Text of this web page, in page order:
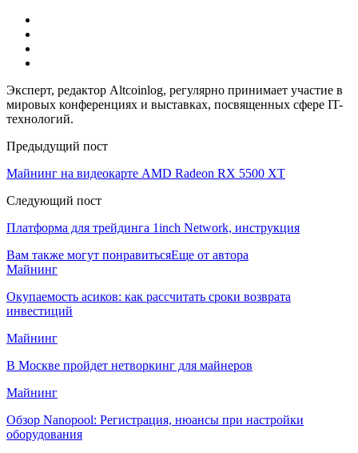
Эксперт, редактор Altcoinlog, регулярно принимает участие в
мировых конференциях и выставках, посвященных сфере IT-
технологий.
Предыдущий пост
Майнинг на видеокарте AMD Radeon RX 5500 XT
Следующий пост
Платформа для трейдинга 1inch Network, инструкция
Вам также могут понравитьсяЕще от автора
Майнинг
Окупаемость асиков: как рассчитать сроки возврата
инвестиций
Майнинг
В Москве пройдет нетворкинг для майнеров
Майнинг
Обзор Nanopool: Регистрация, нюансы при настройки
оборудования